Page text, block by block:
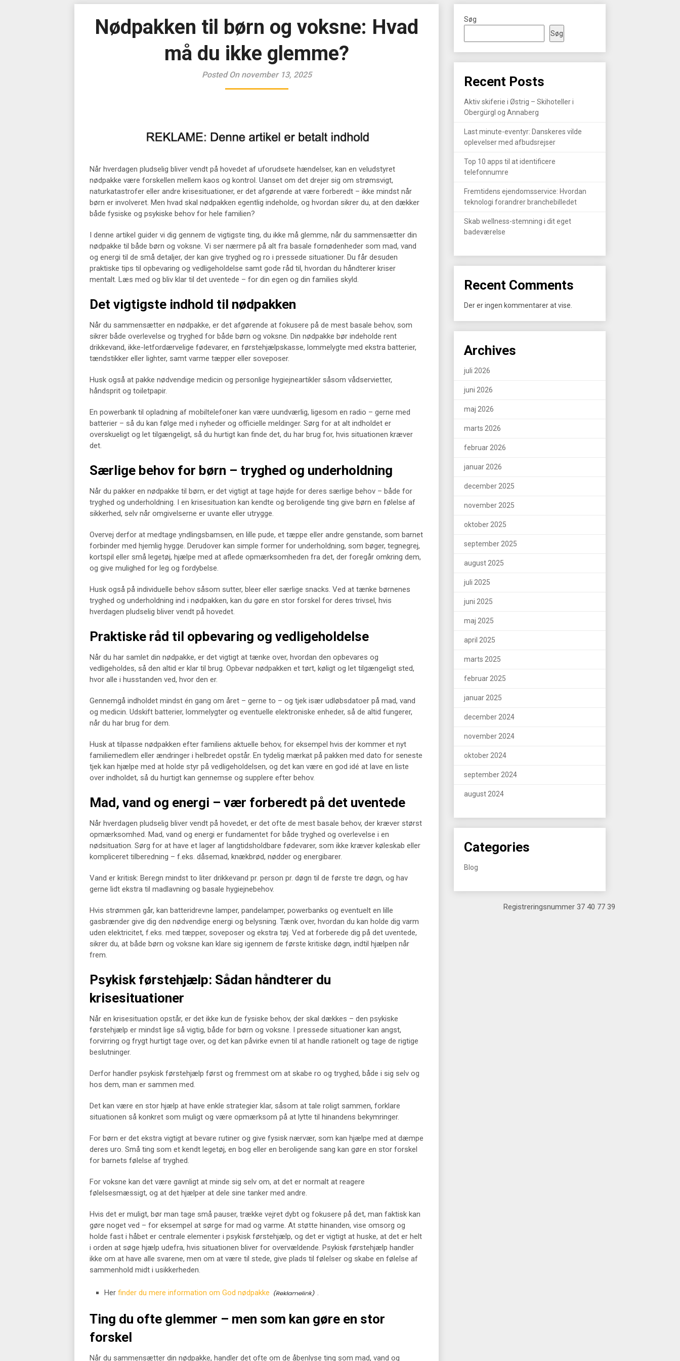
Nødpakken til børn og voksne: Hvad
må du ikke glemme?
Posted On november 13, 2025
Når hverdagen pludselig bliver vendt på hovedet af uforudsete hændelser, kan en veludstyret
nødpakke være forskellen mellem kaos og kontrol. Uanset om det drejer sig om strømsvigt,
naturkatastrofer eller andre krisesituationer, er det afgørende at være forberedt – ikke mindst når
børn er involveret. Men hvad skal nødpakken egentlig indeholde, og hvordan sikrer du, at den dækker
både fysiske og psykiske behov for hele familien?
I denne artikel guider vi dig gennem de vigtigste ting, du ikke må glemme, når du sammensætter din
nødpakke til både børn og voksne. Vi ser nærmere på alt fra basale fornødenheder som mad, vand
og energi til de små detaljer, der kan give tryghed og ro i pressede situationer. Du får desuden
praktiske tips til opbevaring og vedligeholdelse samt gode råd til, hvordan du håndterer kriser
mentalt. Læs med og bliv klar til det uventede – for din egen og din families skyld.
Det vigtigste indhold til nødpakken
Når du sammensætter en nødpakke, er det afgørende at fokusere på de mest basale behov, som
sikrer både overlevelse og tryghed for både børn og voksne. Din nødpakke bør indeholde rent
drikkevand, ikke-letfordærvelige fødevarer, en førstehjælpskasse, lommelygte med ekstra batterier,
tændstikker eller lighter, samt varme tæpper eller soveposer.
Husk også at pakke nødvendige medicin og personlige hygiejneartikler såsom vådservietter,
håndsprit og toiletpapir.
En powerbank til opladning af mobiltelefoner kan være uundværlig, ligesom en radio – gerne med
batterier – så du kan følge med i nyheder og officielle meldinger. Sørg for at alt indholdet er
overskueligt og let tilgængeligt, så du hurtigt kan finde det, du har brug for, hvis situationen kræver
det.
Særlige behov for børn – tryghed og underholdning
Når du pakker en nødpakke til børn, er det vigtigt at tage højde for deres særlige behov – både for
tryghed og underholdning. I en krisesituation kan kendte og beroligende ting give børn en følelse af
sikkerhed, selv når omgivelserne er uvante eller utrygge.
Overvej derfor at medtage yndlingsbamsen, en lille pude, et tæppe eller andre genstande, som barnet
forbinder med hjemlig hygge. Derudover kan simple former for underholdning, som bøger, tegnegrej,
kortspil eller små legetøj, hjælpe med at aflede opmærksomheden fra det, der foregår omkring dem,
og give mulighed for leg og fordybelse.
Husk også på individuelle behov såsom sutter, bleer eller særlige snacks. Ved at tænke børnenes
tryghed og underholdning ind i nødpakken, kan du gøre en stor forskel for deres trivsel, hvis
hverdagen pludselig bliver vendt på hovedet.
Praktiske råd til opbevaring og vedligeholdelse
Når du har samlet din nødpakke, er det vigtigt at tænke over, hvordan den opbevares og
vedligeholdes, så den altid er klar til brug. Opbevar nødpakken et tørt, køligt og let tilgængeligt sted,
hvor alle i husstanden ved, hvor den er.
Gennemgå indholdet mindst én gang om året – gerne to – og tjek især udløbsdatoer på mad, vand
og medicin. Udskift batterier, lommelygter og eventuelle elektroniske enheder, så de altid fungerer,
når du har brug for dem.
Husk at tilpasse nødpakken efter familiens aktuelle behov, for eksempel hvis der kommer et nyt
familiemedlem eller ændringer i helbredet opstår. En tydelig mærkat på pakken med dato for seneste
tjek kan hjælpe med at holde styr på vedligeholdelsen, og det kan være en god idé at lave en liste
over indholdet, så du hurtigt kan gennemse og supplere efter behov.
Mad, vand og energi – vær forberedt på det uventede
Når hverdagen pludselig bliver vendt på hovedet, er det ofte de mest basale behov, der kræver størst
opmærksomhed. Mad, vand og energi er fundamentet for både tryghed og overlevelse i en
nødsituation. Sørg for at have et lager af langtidsholdbare fødevarer, som ikke kræver køleskab eller
kompliceret tilberedning – f.eks. dåsemad, knækbrød, nødder og energibarer.
Vand er kritisk: Beregn mindst to liter drikkevand pr. person pr. døgn til de første tre døgn, og hav
gerne lidt ekstra til madlavning og basale hygiejnebehov.
Hvis strømmen går, kan batteridrevne lamper, pandelamper, powerbanks og eventuelt en lille
gasbrænder give dig den nødvendige energi og belysning. Tænk over, hvordan du kan holde dig varm
uden elektricitet, f.eks. med tæpper, soveposer og ekstra tøj. Ved at forberede dig på det uventede,
sikrer du, at både børn og voksne kan klare sig igennem de første kritiske døgn, indtil hjælpen når
frem.
Psykisk førstehjælp: Sådan håndterer du
krisesituationer
Når en krisesituation opstår, er det ikke kun de fysiske behov, der skal dækkes – den psykiske
førstehjælp er mindst lige så vigtig, både for børn og voksne. I pressede situationer kan angst,
forvirring og frygt hurtigt tage over, og det kan påvirke evnen til at handle rationelt og tage de rigtige
beslutninger.
Derfor handler psykisk førstehjælp først og fremmest om at skabe ro og tryghed, både i sig selv og
hos dem, man er sammen med.
Det kan være en stor hjælp at have enkle strategier klar, såsom at tale roligt sammen, forklare
situationen så konkret som muligt og være opmærksom på at lytte til hinandens bekymringer.
For børn er det ekstra vigtigt at bevare rutiner og give fysisk nærvær, som kan hjælpe med at dæmpe
deres uro. Små ting som et kendt legetøj, en bog eller en beroligende sang kan gøre en stor forskel
for barnets følelse af tryghed.
For voksne kan det være gavnligt at minde sig selv om, at det er normalt at reagere
følelsesmæssigt, og at det hjælper at dele sine tanker med andre.
Hvis det er muligt, bør man tage små pauser, trække vejret dybt og fokusere på det, man faktisk kan
gøre noget ved – for eksempel at sørge for mad og varme. At støtte hinanden, vise omsorg og
holde fast i håbet er centrale elementer i psykisk førstehjælp, og det er vigtigt at huske, at det er helt
i orden at søge hjælp udefra, hvis situationen bliver for overvældende. Psykisk førstehjælp handler
ikke om at have alle svarene, men om at være til stede, give plads til følelser og skabe en følelse af
sammenhold midt i usikkerheden.
Her finder du mere information om God nødpakke
Ting du ofte glemmer – men som kan gøre en stor
forskel
Når du sammensætter din nødpakke, handler det ofte om de åbenlyse ting som mad, vand og
Søg
Søg
Recent Posts
Aktiv skiferie i Østrig – Skihoteller i
Obergürgl og Annaberg
Last minute-eventyr: Danskeres vilde
oplevelser med afbudsrejser
Top 10 apps til at identificere
telefonnumre
Fremtidens ejendomsservice: Hvordan
teknologi forandrer branchebilledet
Skab wellness-stemning i dit eget
badeværelse
Recent Comments
Der er ingen kommentarer at vise.
Archives
juli 2026
juni 2026
maj 2026
marts 2026
februar 2026
januar 2026
december 2025
november 2025
oktober 2025
september 2025
august 2025
juli 2025
juni 2025
maj 2025
april 2025
marts 2025
februar 2025
januar 2025
december 2024
november 2024
oktober 2024
september 2024
august 2024
Categories
Blog
Registreringsnummer 37 40 77 39